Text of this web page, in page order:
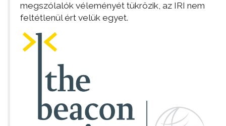
megszólalók véleményét tükrözik, az IRI nem
feltétlenül ért velük egyet.